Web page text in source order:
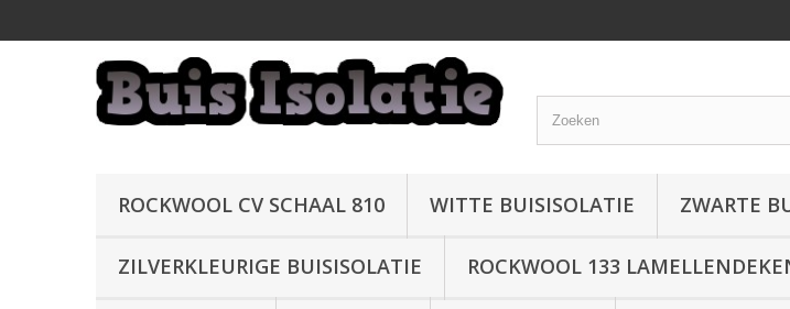
ROCKWOOL CV SCHAAL 810 WITTE BUISISOLATIE ZWARTE
ZILVERKLEURIGE BUISISOLATIE ROCKWOOL 133